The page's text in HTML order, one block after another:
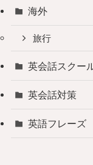
海外
旅行
英会話スクー
英会話対策
英語フレーズ